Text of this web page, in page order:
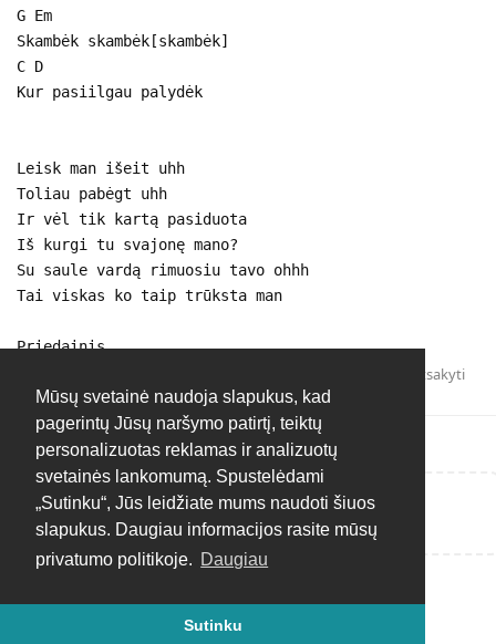
Mūsų svetainė naudoja slapukus, kad
pagerintų Jūsų naršymo patirtį, teiktų
personalizuotas reklamas ir analizuotų
svetainės lankomumą. Spustelėdami
„Sutinku“, Jūs leidžiate mums naudoti šiuos
slapukus. Daugiau informacijos rasite mūsų
privatumo politikoje. Daugiau
Sutinku
G Em
Skambėk skambėk[skambėk]
C D
Kur pasiilgau palydėk
Leisk man išeit uhh
Toliau pabėgt uhh
Ir vėl tik kartą pasiduota
Iš kurgi tu svajonę mano?
Su saule vardą rimuosiu tavo ohhh
Tai viskas ko taip trūksta man
Priedainis
Atsakyti
Rašyti atsakymą...